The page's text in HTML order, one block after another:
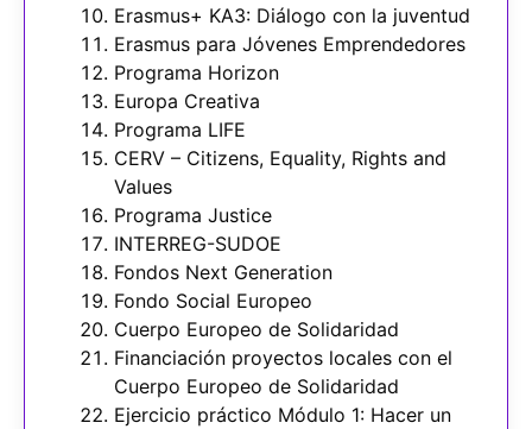
Erasmus+ KA3: Diálogo con la juventud
Erasmus para Jóvenes Emprendedores
Programa Horizon
Europa Creativa
Programa LIFE
CERV – Citizens, Equality, Rights and
Values
Programa Justice
INTERREG-SUDOE
Fondos Next Generation
Fondo Social Europeo
Cuerpo Europeo de Solidaridad
Financiación proyectos locales con el
Cuerpo Europeo de Solidaridad
Ejercicio práctico Módulo 1: Hacer un